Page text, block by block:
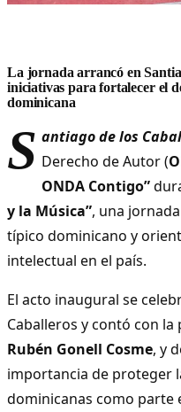
La jornada arrancó en
iniciativas para fortalecer el
dominicana
S antiago de los
Derecho de Autor (
ONDA Contigo”
y la Música”, una
típico dominicano y
intelectual en el país.
El acto inaugural se
Caballeros y contó con
Rubén Gonell Cosme, y
importancia de proteger
dominicanas como parte